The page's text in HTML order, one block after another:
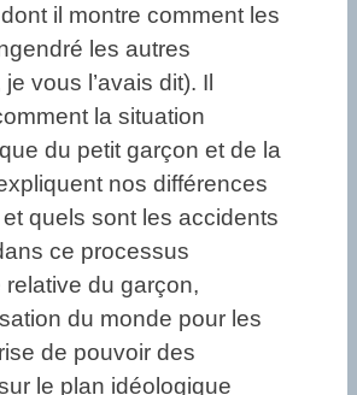
il montre comment les
les autres
vous l’avais dit). Il
la situation
du petit garçon et de la
nos différences
quels sont les accidents
ce processus
relative du garçon,
du monde pour les
de pouvoir des
le plan idéologique